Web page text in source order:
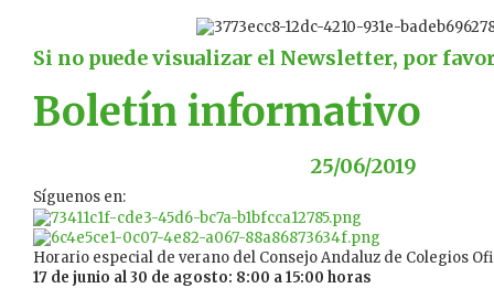
Si no puede visualizar el Newsletter, por
Boletín informativo
25/06/2019
Síguenos en:
Horario especial de verano del Consejo Andaluz de Colegios
17 de junio al 30 de agosto: 8:00 a 15:00 horas